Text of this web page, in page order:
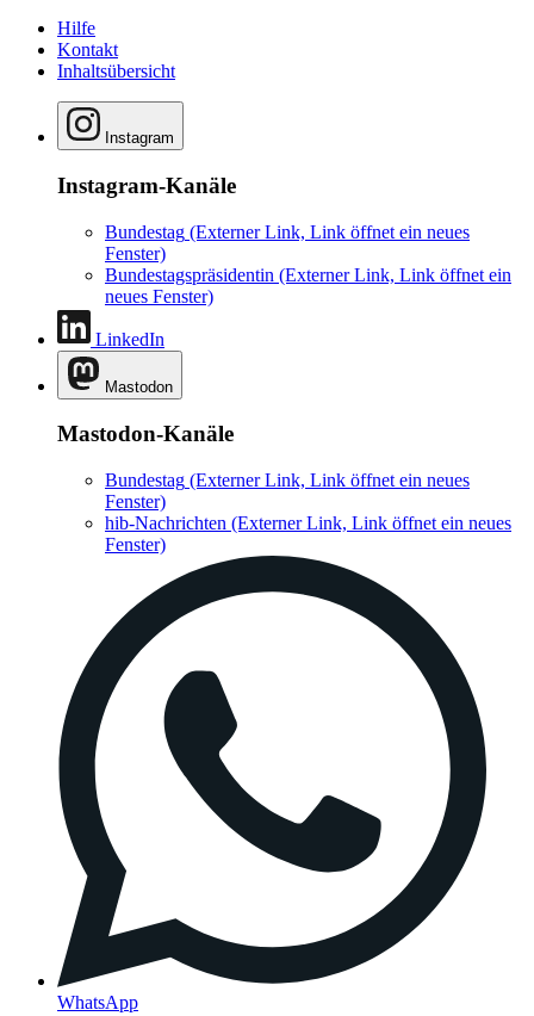
Hilfe
Kontakt
Inhaltsübersicht
Instagram
Instagram-Kanäle
Bundestag (Externer Link, Link öffnet ein neues
Fenster)
Bundestagspräsidentin (Externer Link, Link öffnet ein
neues Fenster)
LinkedIn
Mastodon
Mastodon-Kanäle
Bundestag (Externer Link, Link öffnet ein neues
Fenster)
hib-Nachrichten (Externer Link, Link öffnet ein neues
Fenster)
WhatsApp